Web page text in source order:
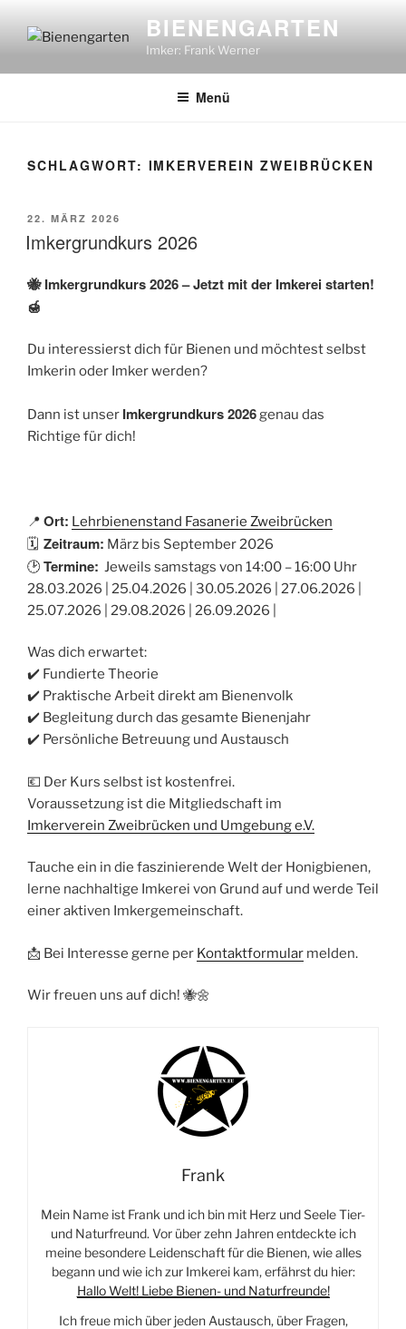
Inhalt
BIENENGARTEN
Imker: Frank Werner
Menü
SCHLAGWORT: IMKERVEREIN ZWEIBRÜCKEN
VERÖFFENTLICHT
AM
22. MÄRZ 2026
Imkergrundkurs 2026
🐝 Imkergrundkurs 2026 – Jetzt mit der Imkerei starten!
🍯
Du interessierst dich für Bienen und möchtest selbst
Imkerin oder Imker werden?
Dann ist unser Imkergrundkurs 2026genau das
Richtige für dich!
📍 Ort: Lehrbienenstand Fasanerie Zweibrücken
🗓 Zeitraum: März bis September 2026
🕑 Termine: Jeweils samstags von 14:00 – 16:00 Uhr
28.03.2026 | 25.04.2026 | 30.05.2026 | 27.06.2026 |
25.07.2026 | 29.08.2026 | 26.09.2026 |
Was dich erwartet:
✔️ Fundierte Theorie
✔️ Praktische Arbeit direkt am Bienenvolk
✔️ Begleitung durch das gesamte Bienenjahr
✔️ Persönliche Betreuung und Austausch
💶 Der Kurs selbst ist kostenfrei.
Voraussetzung ist die Mitgliedschaft im
Imkerverein Zweibrücken und Umgebung e.V.
Tauche ein in die faszinierende Welt der Honigbienen,
lerne nachhaltige Imkerei von Grund auf und werde Teil
einer aktiven Imkergemeinschaft.
📩 Bei Interesse gerne per Kontaktformular melden.
Wir freuen uns auf dich! 🐝🌼
Frank
Mein Name ist Frank und ich bin mit Herz und Seele Tier-
und Naturfreund. Vor über zehn Jahren entdeckte ich
meine besondere Leidenschaft für die Bienen, wie alles
begann und wie ich zur Imkerei kam, erfährst du hier:
Hallo Welt! Liebe Bienen- und Naturfreunde!
Ich freue mich über jeden Austausch, über Fragen,